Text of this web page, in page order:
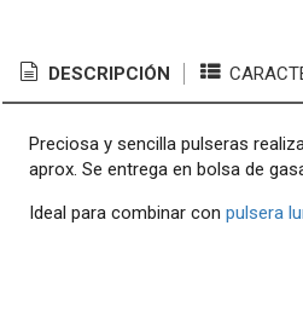
DESCRIPCIÓN
Preciosa y sencilla pulseras
aprox. Se entrega en bolsa de
Ideal para combinar conpulsera